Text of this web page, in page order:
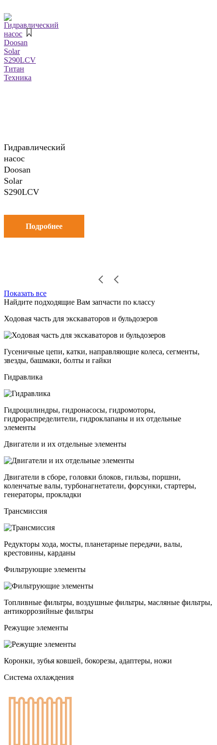
Гидравлический
насос
Doosan
Solar
S290LCV
Подробнее
Показать все
Найдите подходящие Вам запчасти по классу
Ходовая часть для экскаваторов и бульдозеров
Гусеничные цепи, катки, направляющие колеса, сегменты,
звезды, башмаки, болты и гайки
Гидравлика
Гидроцилиндры, гидронасосы, гидромоторы,
гидрораспределители, гидроклапаны и их отдельные
элементы
Двигатели и их отдельные элементы
Двигатели в сборе, головки блоков, гильзы, поршни,
коленчатые валы, турбонагнетатели, форсунки, стартеры,
генераторы, прокладки
Трансмиссия
Редукторы хода, мосты, планетарные передачи, валы,
крестовины, карданы
Фильтрующие элементы
Топливные фильтры, воздушные фильтры, масляные фильтры,
антикоррозийные фильтры
Режущие элементы
Коронки, зубья ковшей, бокорезы, адаптеры, ножи
Система охлаждения